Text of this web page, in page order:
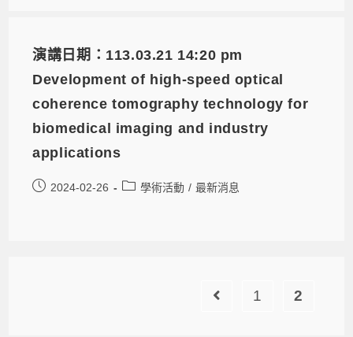
演講日期：113.03.21 14:20 pm
Development of high-speed optical
coherence tomography technology for
biomedical imaging and industry
applications
2024-02-26 學術活動 / 最新消息
1 2